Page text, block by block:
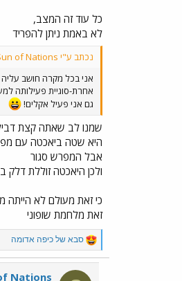
כל עוד זה המצב,
לא באמת ניתן להפריד
נכתב ע"י Sun of Nations:
אני בכל מקרה חושב עליה
אחרת-סוגיית פעילותה
גם אני פעיל אקלים!
שמנו לב שאתה קצת
היא שטה ביאכטה עם
אבל המפרש סגור
ולכן היאכטה זוללת דלק
כי זאת מעולם לא הייתה
זאת מלחמת שופוני
R
e
a
c
סבא של כיפה אדומה
Nations